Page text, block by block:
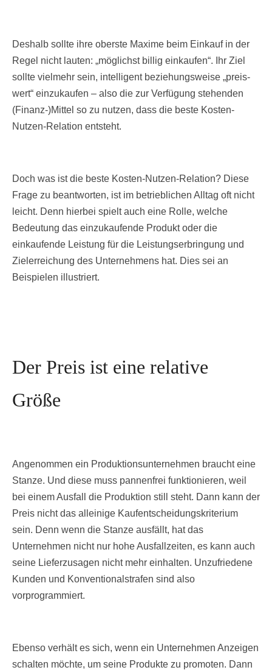
Deshalb sollte ihre oberste Maxime beim Einkauf in der
Regel nicht lauten: „möglichst billig einkaufen“. Ihr Ziel
sollte vielmehr sein, intelligent beziehungsweise „preis-
wert“ einzukaufen – also die zur Verfügung stehenden
(Finanz-)Mittel so zu nutzen, dass die beste Kosten-
Nutzen-Relation entsteht.
Doch was ist die beste Kosten-Nutzen-Relation? Diese
Frage zu beantworten, ist im betrieblichen Alltag oft nicht
leicht. Denn hierbei spielt auch eine Rolle, welche
Bedeutung das einzukaufende Produkt oder die
einkaufende Leistung für die Leistungserbringung und
Zielerreichung des Unternehmens hat. Dies sei an
Beispielen illustriert.
Der Preis ist eine relative
Größe
Angenommen ein Produktionsunternehmen braucht eine
Stanze. Und diese muss pannenfrei funktionieren, weil
bei einem Ausfall die Produktion still steht. Dann kann der
Preis nicht das alleinige Kaufentscheidungskriterium
sein. Denn wenn die Stanze ausfällt, hat das
Unternehmen nicht nur hohe Ausfallzeiten, es kann auch
seine Lieferzusagen nicht mehr einhalten. Unzufriedene
Kunden und Konventionalstrafen sind also
vorprogrammiert.
Ebenso verhält es sich, wenn ein Unternehmen Anzeigen
schalten möchte, um seine Produkte zu promoten. Dann